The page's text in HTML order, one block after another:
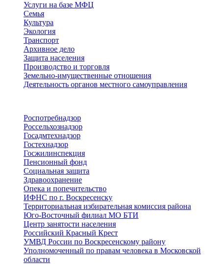
Услуги на базе МФЦ
Семья
Культура
Экология
Транспорт
Архивное дело
Защита населения
Производство и торговля
Земельно-имущественные отношения
Деятельность органов местного самоуправления
Роспотребнадзор
Россельхознадзор
Госадмтехнадзор
Гостехнадзор
Госжилинспекция
Пенсионный фонд
Социальная защита
Здравоохранение
Опека и попечительство
ИФНС по г. Воскресенску
Территориальная избирательная комиссия района
Юго-Восточный филиал МО БТИ
Центр занятости населения
Российский Красный Крест
УМВД России по Воскресенскому району
Уполномоченный по правам человека в Московской
области